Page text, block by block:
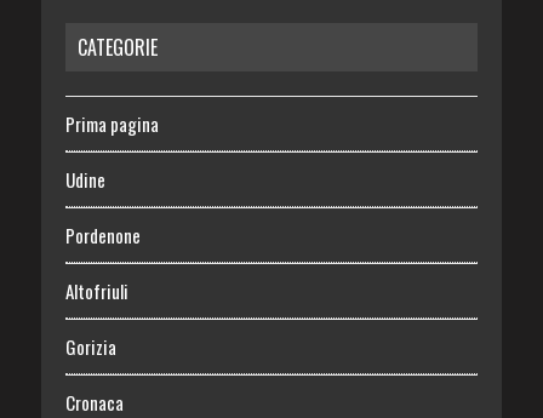
CATEGORIE
Prima pagina
Udine
Pordenone
Altofriuli
Gorizia
Cronaca